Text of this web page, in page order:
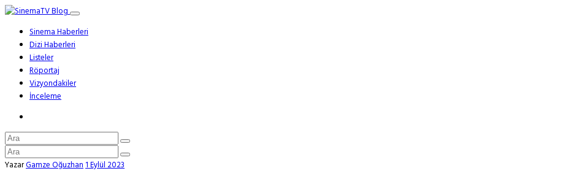
Sinema Haberleri
Dizi Haberleri
Listeler
Röportaj
Vizyondakiler
İnceleme
YazarGamze Oğuzhan1 Eylül 2023